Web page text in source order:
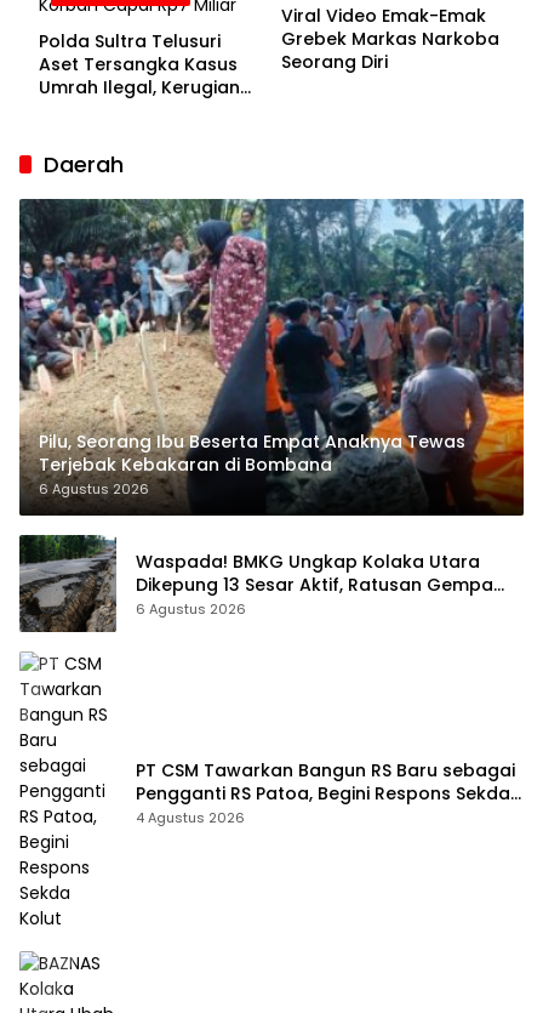
Polda Sultra Telusuri
Aset Tersangka Kasus
Umrah Ilegal, Kerugian
Viral Video Emak-Emak
Grebek Markas Narkoba
Seorang Diri
Daerah
Pilu, Seorang Ibu Beserta Empat Anaknya Tewas
Terjebak Kebakaran di Bombana
6 Agustus 2026
Waspada! BMKG Ungkap Kolaka Utara
Dikepung 13 Sesar Aktif, Ratusan Gempa
Sudah Terekam
6 Agustus 2026
PT CSM Tawarkan Bangun RS Baru sebagai
Pengganti RS Patoa, Begini Respons Sekda
Kolut
4 Agustus 2026